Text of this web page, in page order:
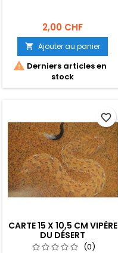
2,00 CHF
 Ajouter au panier
 Derniers articles en
stock
CARTE 15 X 10,5 CM VIPÈRE
DU DÉSERT
(0)
favorite_border